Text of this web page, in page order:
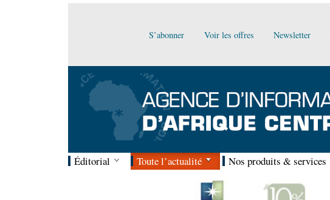
S’abonner Voir les offres Newsletter
Éditorial Toute l’actualité Nos produits & services